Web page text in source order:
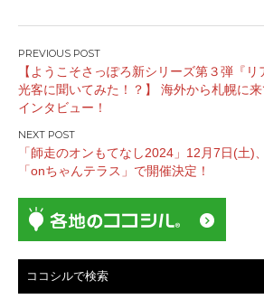
投
稿
ナ
ビ
ゲ
ー
シ
ョ
ン
【ようこそさっぽろ新シリーズ第３弾『
光客に聞いてみた！？】 海外から札幌に
インタビュー！
「師走のオンもてなし2024」12月7日(土)
「onちゃんテラス」で開催決定！
ココシルで検索